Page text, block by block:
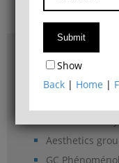
Access & maps
Philosophy
Aesthetics
GC
Show
Back | Home |